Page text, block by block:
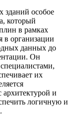
особое
который
в рамках
в организации
данных до
Он
их
и
логичную и